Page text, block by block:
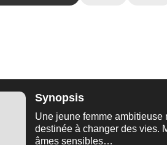
Synopsis
Une jeune femme
destinée à changer des vies.
âmes sensibles…